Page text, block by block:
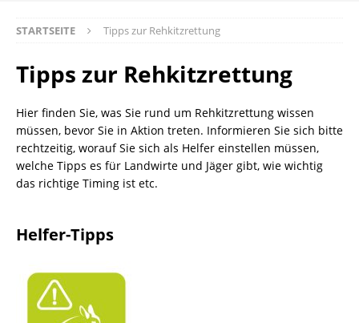
STARTSEITE Tipps zur Rehkitzrettung
Tipps zur Rehkitzrettung
Hier finden Sie, was Sie rund um Rehkitzrettung wissen
müssen, bevor Sie in Aktion treten. Informieren Sie sich bitte
rechtzeitig, worauf Sie sich als Helfer einstellen müssen,
welche Tipps es für Landwirte und Jäger gibt, wie wichtig
das richtige Timing ist etc.
Helfer-Tipps